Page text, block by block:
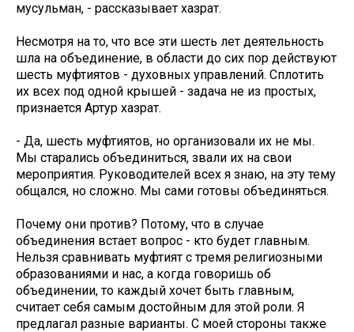
мусульман, - рассказывает хазрат.
Несмотря на то, что все эти шесть лет деятельность
шла на объединение, в области до сих пор действуют
шесть муфтиятов - духовных управлений. Сплотить
их всех под одной крышей - задача не из простых,
признается Артур хазрат.
- Да, шесть муфтиятов, но организовали их не мы.
Мы старались объединиться, звали их на свои
мероприятия. Руководителей всех я знаю, на эту тему
общался, но сложно. Мы сами готовы объединяться.
Почему они против? Потому, что в случае
объединения встает вопрос - кто будет главным.
Нельзя сравнивать муфтият с тремя религиозными
образованиями и нас, а когда говоришь об
объединении, то каждый хочет быть главным,
считает себя самым достойным для этой роли. Я
предлагал разные варианты. С моей стороны также